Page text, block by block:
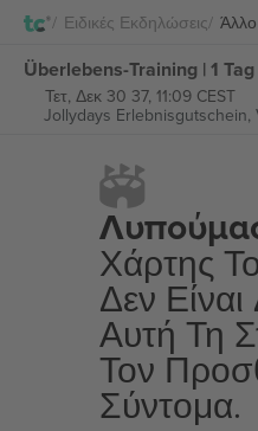
Ειδικές Εκδηλώσεις Άλλο
Τετ, Δεκ 30 37, 11:09 CEST
Jollydays Erlebnisgutschein,
Χάρτης
Δεν
Αυτή Τη
Τον
Σύντομα.